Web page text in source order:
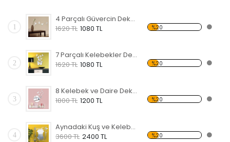
1
4 Parçalı Güvercin Dekoratif Kırılmaz Ayna
1620 TL 1080 TL %20
2
7 Parçalı Kelebekler Dekoratif Kırılmaz Ayna
1620 TL 1080 TL %20
3
8 Kelebek ve Daire Dekoratif Kırılmaz Ayna
1800 TL 1200 TL %20
4
Aynadaki Kuş ve Kelebekler Dekoratif Kırılmaz Ayna
3600 TL 2400 TL %20